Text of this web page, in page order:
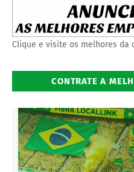
Clique e visite os melhores da
CONTRATE A